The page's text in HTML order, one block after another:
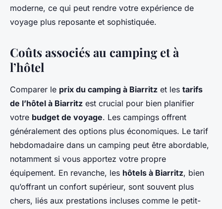
moderne, ce qui peut rendre votre expérience de
voyage plus reposante et sophistiquée.
Coûts associés au camping et à
l’hôtel
Comparer le prix du camping à Biarritz et les tarifs
de l’hôtel à Biarritz est crucial pour bien planifier
votre budget de voyage. Les campings offrent
généralement des options plus économiques. Le tarif
hebdomadaire dans un camping peut être abordable,
notamment si vous apportez votre propre
équipement. En revanche, les hôtels à Biarritz, bien
qu’offrant un confort supérieur, sont souvent plus
chers, liés aux prestations incluses comme le petit-